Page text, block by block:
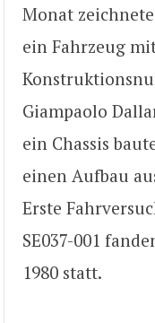
Monat
ein Fahrzeug
Giampaolo
ein Chassis
einen Aufbau
Erste
SE037-001
1980 statt.